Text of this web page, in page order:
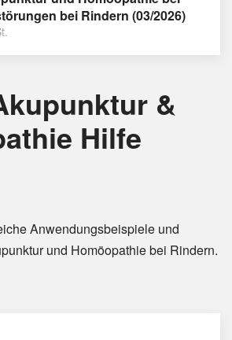
bei Rindern (03/2026)
&
Hilfe
Anwendungsbeispiele und
und Homöopathie bei Rindern.